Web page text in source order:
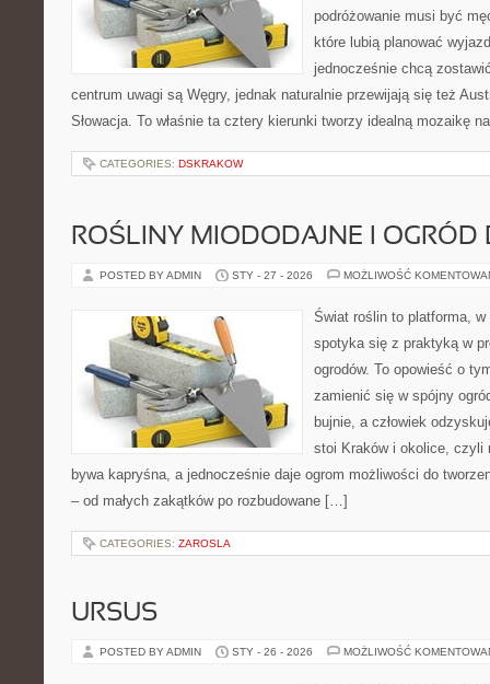
podróżowanie musi być
które lubią planować
jednocześnie chcą
centrum uwagi są Węgry, jednak naturalnie przewijają się też
Słowacja. To właśnie ta cztery kierunki tworzy idealną mozaikę
CATEGORIES: DSKRAKOW
ROŚLINY MIODODAJNE I
POSTED BY ADMIN STY - 27 - 2026 MOŻLIWOŚĆ
Świat roślin to platforma,
spotyka się z praktyką w
ogrodów. To opowieść o
zamienić się w spójny
bujnie, a człowiek
stoi Kraków i okolice, czyli
bywa kapryśna, a jednocześnie daje ogrom możliwości do
– od małych zakątków po rozbudowane […]
CATEGORIES: ZAROSLA
URSUS
POSTED BY ADMIN STY - 26 - 2026 MOŻLIWOŚĆ